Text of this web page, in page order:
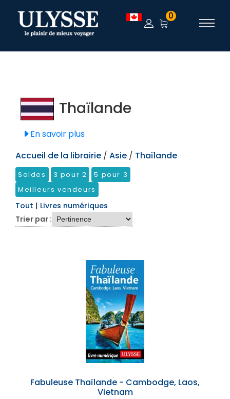
TEST 0
Thaïlande
En savoir plus
Accueil de la librairie / Asie / Thaïlande
Soldes 3 pour 2
5 pour 3
Meilleurs vendeurs
Tout | Livres numériques
Trier par :
Fabuleuse Thaïlande - Cambodge, Laos,
Vietnam